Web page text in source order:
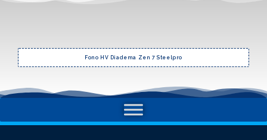
Fono HV Diadema Zen 7 Steelpro